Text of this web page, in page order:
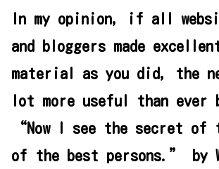
In my opinion, if all
and bloggers made
material as you did, the
lot more useful than ever
“Now I see the secret of
of the best persons.” by